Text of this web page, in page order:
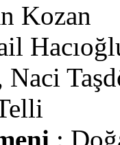
Kozan